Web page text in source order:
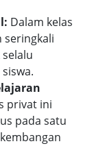
Dalam kelas
seringkali
privat ini
pada satu